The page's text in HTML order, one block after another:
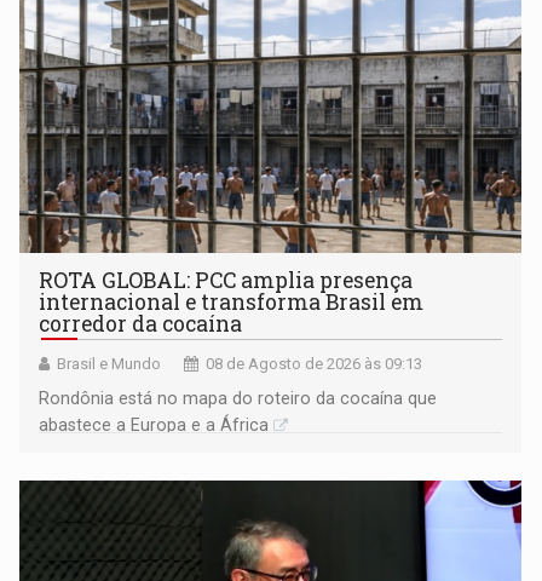
ROTA GLOBAL: PCC amplia presença
internacional e transforma Brasil em
corredor da cocaína
Brasil e Mundo 08 de Agosto de 2026 às 09:13
Rondônia está no mapa do roteiro da cocaína que
abastece a Europa e a África